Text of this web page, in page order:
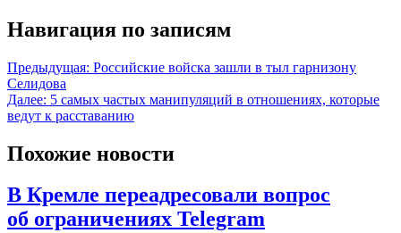
Навигация по записям
Предыдущая: Российские войска зашли в тыл гарнизону
Селидова
Далее: 5 самых частых манипуляций в отношениях, которые
ведут к расставанию
Похожие новости
В Кремле переадресовали вопрос
об ограничениях Telegram